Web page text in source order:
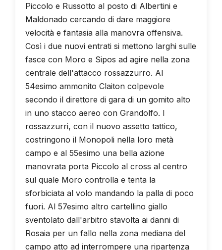
Piccolo e Russotto al posto di Albertini e
Maldonado cercando di dare maggiore
velocità e fantasia alla manovra offensiva.
Così i due nuovi entrati si mettono larghi sulle
fasce con Moro e Sipos ad agire nella zona
centrale dell'attacco rossazzurro. Al
54esimo ammonito Claiton colpevole
secondo il direttore di gara di un gomito alto
in uno stacco aereo con Grandolfo. I
rossazzurri, con il nuovo assetto tattico,
costringono il Monopoli nella loro metà
campo e al 55esimo una bella azione
manovrata porta Piccolo al cross al centro
sul quale Moro controlla e tenta la
sforbiciata al volo mandando la palla di poco
fuori. Al 57esimo altro cartellino giallo
sventolato dall'arbitro stavolta ai danni di
Rosaia per un fallo nella zona mediana del
campo atto ad interrompere una ripartenza